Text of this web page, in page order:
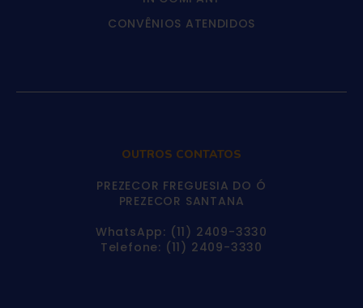
OUTROS CONTATOS
PREZECOR FREGUESIA DO Ó
PREZECOR SANTANA
WhatsApp: (11) 2409-3330
Telefone: (11) 2409-3330
CONVÊNIOS ATENDIDOS